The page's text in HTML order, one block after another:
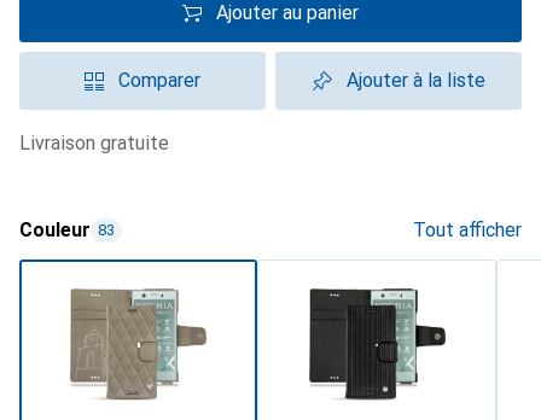
Ajouter au panier
Comparer Ajouter à la liste
livraison gratuite
Couleur 83 Tout afficher